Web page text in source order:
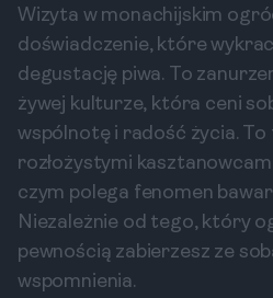
Wizyta w monachijskim
doświadczenie, które
degustację piwa. To
żywej kulturze, która ceni
wspólnotę i radość życia. To
rozłożystymi
czym polega fenomen
Niezależnie od tego, który
pewnością zabierzesz ze
wspomnienia.